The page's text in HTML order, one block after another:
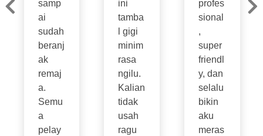
samp
ai
sudah
beranj
ak
remaj
a.
Semu
a
pelay
ini
tamba
l gigi
minim
rasa
ngilu.
Kalian
tidak
usah
ragu
profes
sional
,
super
friendl
y, dan
selalu
bikin
aku
meras